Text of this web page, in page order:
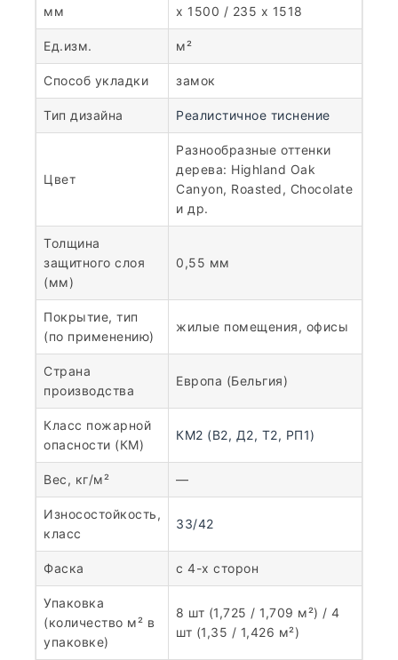
мм
x 1500 / 235 x 1518
Ед.изм. м²
Способ укладки замок
Тип дизайна Реалистичное тиснение
Цвет
Разнообразные оттенки
дерева: Highland Oak
Canyon, Roasted, Chocolate
и др.
Толщина
защитного слоя
(мм)
0,55 мм
Покрытие, тип
(по применению)
жилые помещения, офисы
Страна
производства
Европа (Бельгия)
Класс пожарной
опасности (КМ)
КМ2 (В2, Д2, Т2, РП1)
Вес, кг/м² —
Износостойкость,
класс
33/42
Фаска с 4-х сторон
Упаковка
(количество м² в
упаковке)
8 шт (1,725 / 1,709 м²) / 4
шт (1,35 / 1,426 м²)